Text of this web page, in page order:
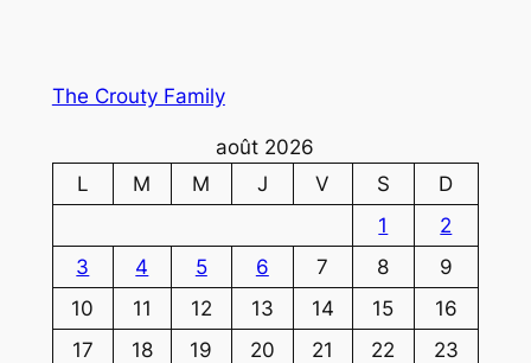
The Crouty Family
août 2026
L
M M J V S
D
1
2
3
4 5 6 7 8
9
10
11 12 13 14 15
16
17
18 19 20 21 22
23